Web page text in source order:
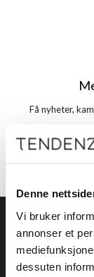
Denne
Vi bruker
annonser et
dessuten
Få nyheter,